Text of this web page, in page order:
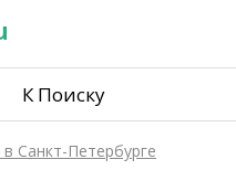
К Поиску
Санкт-Петербурге